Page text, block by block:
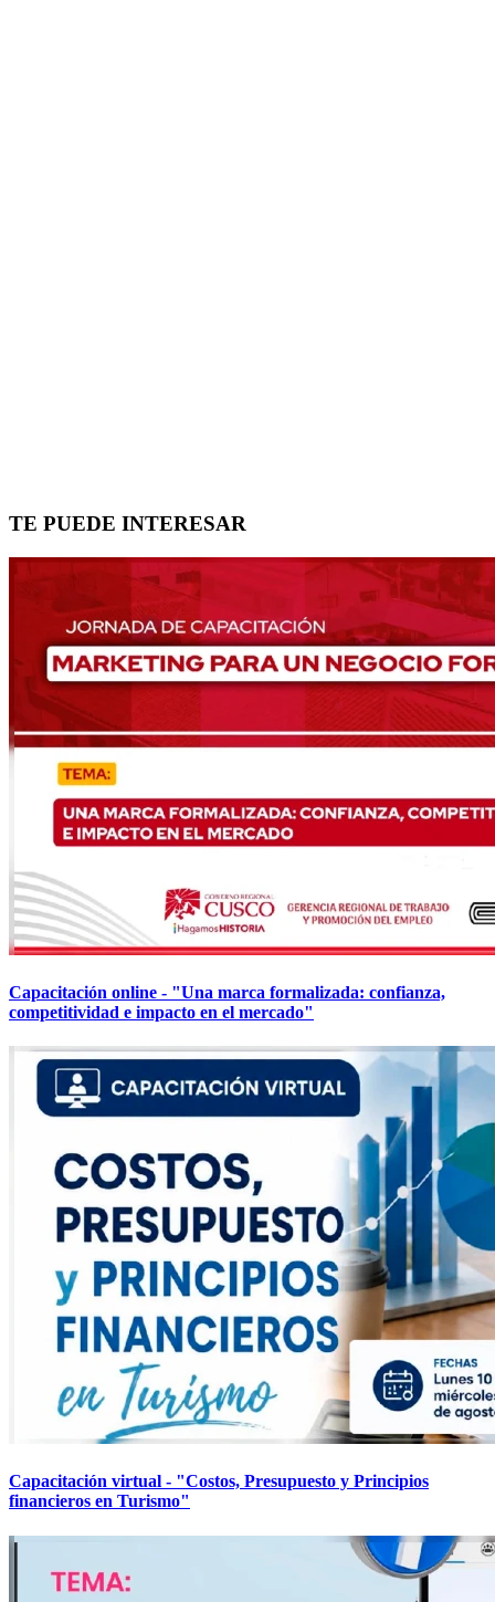
TE PUEDE INTERESAR
Capacitación online - "Una marca formalizada: confianza,
competitividad e impacto en el mercado"
Capacitación virtual - "Costos, Presupuesto y Principios
financieros en Turismo"